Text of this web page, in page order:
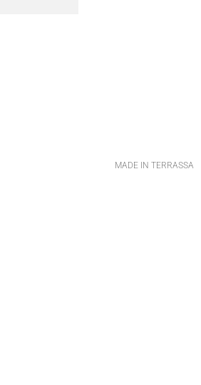
MADE IN TERRASSA